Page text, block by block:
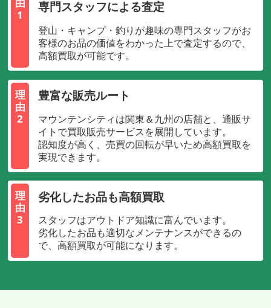
1
専門スタッフによる査定
登山・キャンプ・釣りが趣味の専門スタッフがお
客様のお品の価値をわかった上で査定するので、
高額買取が可能です。
理
由
2
豊富な販売ルート
マウンテンシティは関東＆九州の店舗と、通販サ
イトで買取販売サービスを展開しています。
認知度が高く、売買の回転が早いため高額買取を
実現できます。
理
由
3
劣化したお品も高額買取
スタッフはアウトドア知識に富んでいます。
劣化したお品も適切なメンテナンスができるの
で、高額買取が可能になります。